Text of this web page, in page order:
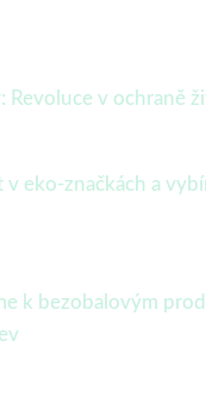
Revoluce v ochraně
v eko-značkách a
k bezobalovým